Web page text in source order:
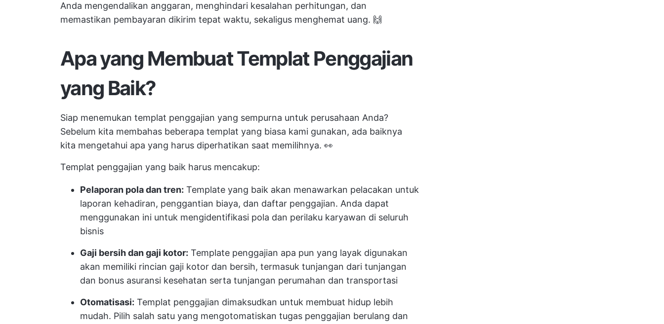
Anda mengendalikan anggaran, menghindari kesalahan perhitungan, dan
memastikan pembayaran dikirim tepat waktu, sekaligus menghemat uang. 🙌
Apa yang Membuat Templat Penggajian
yang Baik?
Siap menemukan templat penggajian yang sempurna untuk perusahaan Anda?
Sebelum kita membahas beberapa templat yang biasa kami gunakan, ada baiknya
kita mengetahui apa yang harus diperhatikan saat memilihnya. 👀
Templat penggajian yang baik harus mencakup:
Pelaporan pola dan tren: Template yang baik akan menawarkan pelacakan untuk
laporan kehadiran, penggantian biaya, dan daftar penggajian. Anda dapat
menggunakan ini untuk mengidentifikasi pola dan perilaku karyawan di seluruh
bisnis
Gaji bersih dan gaji kotor: Template penggajian apa pun yang layak digunakan
akan memiliki rincian gaji kotor dan bersih, termasuk tunjangan dari tunjangan
dan bonus asuransi kesehatan serta tunjangan perumahan dan transportasi
Otomatisasi: Templat penggajian dimaksudkan untuk membuat hidup lebih
mudah. Pilih salah satu yang mengotomatiskan tugas penggajian berulang dan